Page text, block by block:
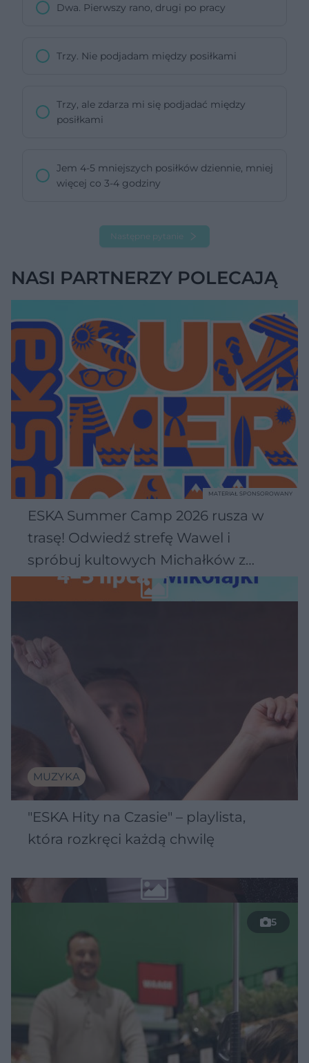
Dwa. Pierwszy rano, drugi po pracy
Trzy. Nie podjadam między posiłkami
Trzy, ale zdarza mi się podjadać między
posiłkami
Jem 4-5 mniejszych posiłków dziennie, mniej
więcej co 3-4 godziny
Następne pytanie
NASI PARTNERZY POLECAJĄ
ESKA Summer Camp 2026 rusza w
trasę! Odwiedź strefę Wawel i
spróbuj kultowych Michałków z
Wawelu
MATERIAŁ SPONSOROWANY
MUZYKA
"ESKA Hity na Czasie" – playlista,
która rozkręci każdą chwilę
5